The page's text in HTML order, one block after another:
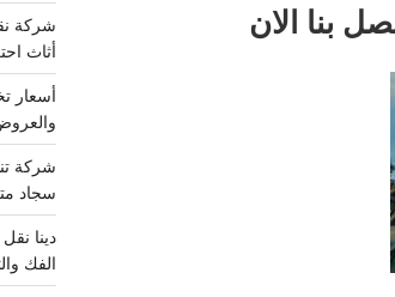
بنا الان
أثاث
والعروض
سجاد
الفك